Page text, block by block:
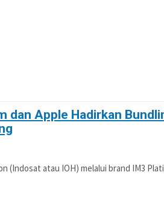
dan Apple Hadirkan
(Indosat atau IOH) melalui brand IM3